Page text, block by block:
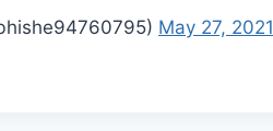
May 27, 2021